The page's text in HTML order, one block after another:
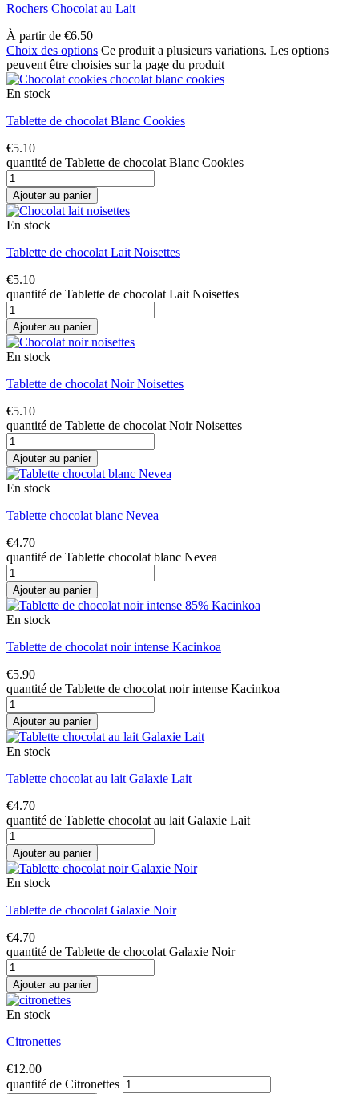
Rochers Chocolat au Lait
À partir de €6.50
Choix des options Ce produit a plusieurs variations. Les options
peuvent être choisies sur la page du produit
En stock
Tablette de chocolat Blanc Cookies
€5.10
quantité de Tablette de chocolat Blanc Cookies
Ajouter au panier
En stock
Tablette de chocolat Lait Noisettes
€5.10
quantité de Tablette de chocolat Lait Noisettes
Ajouter au panier
En stock
Tablette de chocolat Noir Noisettes
€5.10
quantité de Tablette de chocolat Noir Noisettes
Ajouter au panier
En stock
Tablette chocolat blanc Nevea
€4.70
quantité de Tablette chocolat blanc Nevea
Ajouter au panier
En stock
Tablette de chocolat noir intense Kacinkoa
€5.90
quantité de Tablette de chocolat noir intense Kacinkoa
Ajouter au panier
En stock
Tablette chocolat au lait Galaxie Lait
€4.70
quantité de Tablette chocolat au lait Galaxie Lait
Ajouter au panier
En stock
Tablette de chocolat Galaxie Noir
€4.70
quantité de Tablette de chocolat Galaxie Noir
Ajouter au panier
En stock
Citronettes
€12.00
quantité de Citronettes